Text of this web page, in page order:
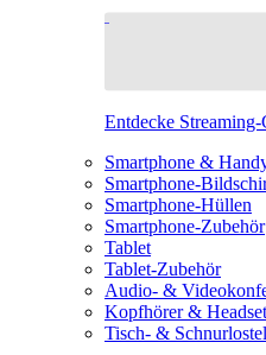
Entdecke
Smartphone &
Smartphone-
Smartphone-Hüllen
Smartphone-Zubehör
Tablet
Tablet-Zubehör
Audio- &
Kopfhörer &
Tisch- &